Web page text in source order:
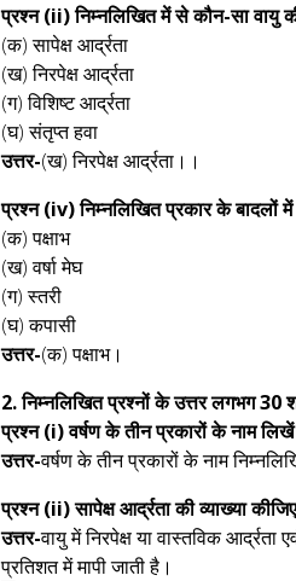
प्रश्न (ii) निम्नलिखित में से कौन-सा वायु
(क) सापेक्ष आर्द्रता
(ख) निरपेक्ष आर्द्रता
(ग) विशिष्ट आर्द्रता
(घ) संतृप्त हवा
उत्तर-(ख) निरपेक्ष आर्द्रता।।
प्रश्न (iv) निम्नलिखित प्रकार के
(क) पक्षाभ
(ख) वर्षा मेघ
(ग) स्तरी
(घ) कपासी
उत्तर-(क) पक्षाभ।
2. निम्नलिखित प्रश्नों के उत्तर लगभग 30
प्रश्न (i) वर्षण के तीन प्रकारों के नाम
उत्तर-वर्षण के तीन प्रकारों के नाम
प्रश्न (ii) सापेक्ष आर्द्रता की व्याख्या
उत्तर-वायु में निरपेक्ष या वास्तविक
प्रतिशत में मापी जाती है।